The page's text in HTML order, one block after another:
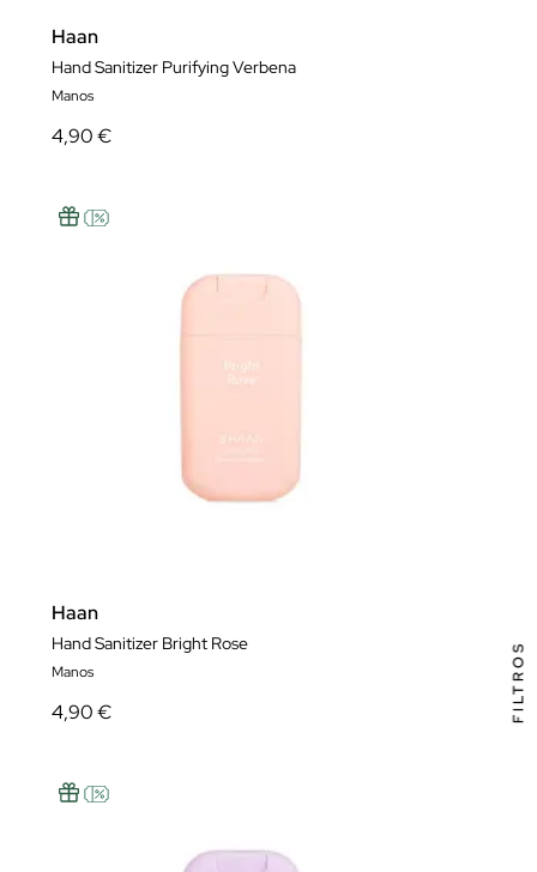
Haan
Hand Sanitizer Purifying Verbena
Manos
4,90 €
Haan
Hand Sanitizer Bright Rose
Manos
4,90 € FILTROS